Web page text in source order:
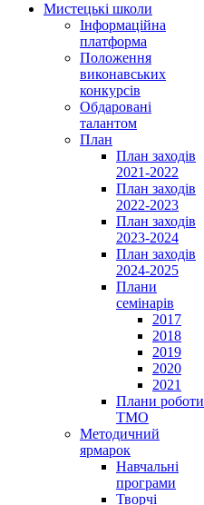
Мистецькі школи
Інформаційна
платформа
Положення
виконавських
конкурсів
Обдаровані
талантом
План
План заходів
2021-2022
План заходів
2022-2023
План заходів
2023-2024
План заходів
2024-2025
Плани
семінарів
2017
2018
2019
2020
2021
Плани роботи
ТМО
Методичний
ярмарок
Навчальні
програми
Творчі